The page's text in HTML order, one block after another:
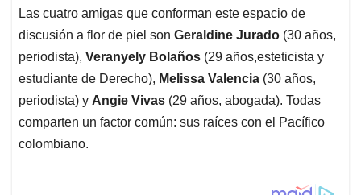
Las cuatro amigas que conforman este espacio de
discusión a flor de piel son Geraldine Jurado (30 años,
periodista), Veranyely Bolaños (29 años,esteticista y
estudiante de Derecho), Melissa Valencia (30 años,
periodista) y Angie Vivas (29 años, abogada). Todas
comparten un factor común: sus raíces con el Pacífico
colombiano.